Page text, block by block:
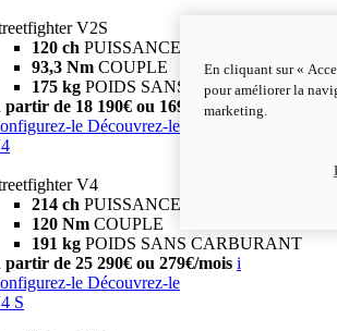
V2S
120 ch PUISSANCE
93,3 Nm COUPLE
175 kg POIDS SANS CARBURANT
partir de 18 190€ ou 169€/mois i
le Découvrez-le
V4
214 ch PUISSANCE
120 Nm COUPLE
191 kg POIDS SANS CARBURANT
partir de 25 290€ ou 279€/mois i
le Découvrez-le
S
En cliquant sur «
pour améliorer la
marketing.